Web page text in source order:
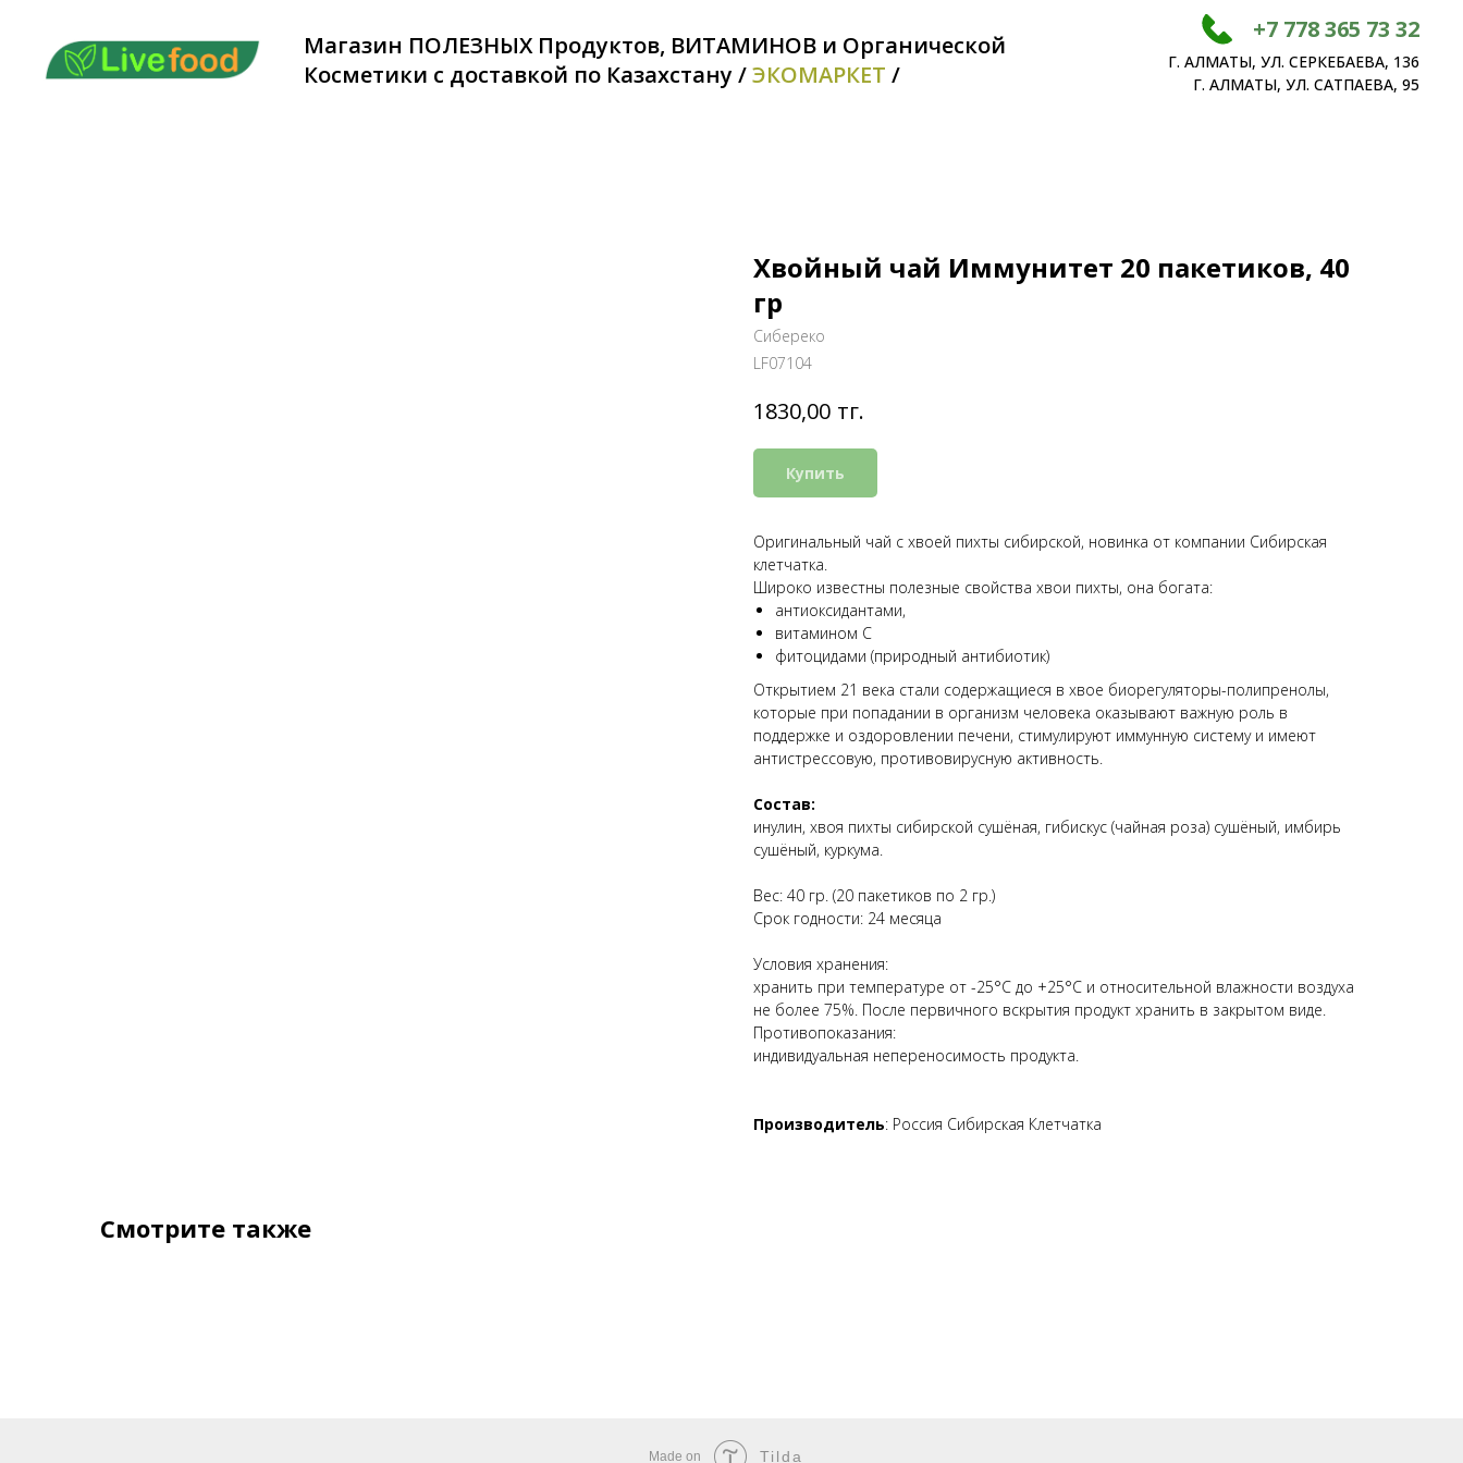
Магазин ПОЛЕЗНЫХ Продуктов, ВИТАМИНОВ и Органической
Косметики с доставкой по Казахстану /ЭКОМАРКЕТ /
+7 778 365 73 32
Г. АЛМАТЫ, УЛ. СЕРКЕБАЕВА, 136
Г. АЛМАТЫ, УЛ. САТПАЕВА, 95
Хвойный чай Иммунитет 20 пакетиков, 40
гр
Сибереко
LF07104
1830,00 тг.
Купить
Оригинальный чай с хвоей пихты сибирской, новинка от компании Сибирская
клетчатка.
Широко известны полезные свойства хвои пихты, она богата:
антиоксидантами,
витамином С
фитоцидами (природный антибиотик)
Открытием 21 века стали содержащиеся в хвое биорегуляторы-полипренолы,
которые при попадании в организм человека оказывают важную роль в
поддержке и оздоровлении печени, стимулируют иммунную систему и имеют
антистрессовую, противовирусную активность.
Состав:
инулин, хвоя пихты сибирской сушёная, гибискус (чайная роза) сушёный, имбирь
сушёный, куркума.
Вес: 40 гр. (20 пакетиков по 2 гр.)
Срок годности: 24 месяца
Условия хранения:
хранить при температуре от -25°С до +25°С и относительной влажности воздуха
не более 75%. После первичного вскрытия продукт хранить в закрытом виде.
Противопоказания:
индивидуальная непереносимость продукта.
Производитель: Россия Сибирская Клетчатка
Смотрите также
Made on Tilda